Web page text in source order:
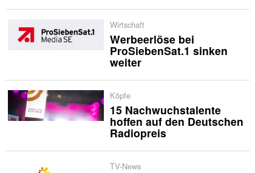
Wirtschaft
Werbeerlöse bei
ProSiebenSat.1 sinken
weiter
Köpfe
15 Nachwuchstalente
hoffen auf den Deutschen
Radiopreis
TV-News